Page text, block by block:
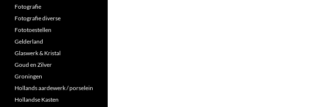
Fotografie
Fotografie diverse
Fototoestellen
Gelderland
Glaswerk & Kristal
Goud en Zilver
Groningen
Hollands aardewerk / porselein
Hollandse Kasten